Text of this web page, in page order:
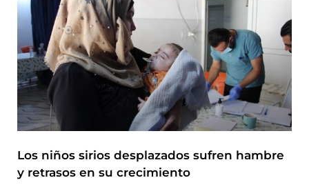
Los niños sirios desplazados sufren hambre
y retrasos en su crecimiento